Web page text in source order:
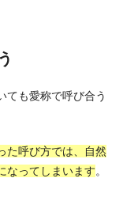
ても愛称で呼び合う
た呼び方では、自然
なってしまいます。